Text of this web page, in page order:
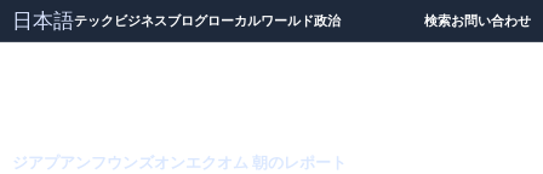
日本語テック ビジネスブログローカルワールド政治 検索お問い合わせ
ジアプアンフウンズオンエクオム 朝のレポート